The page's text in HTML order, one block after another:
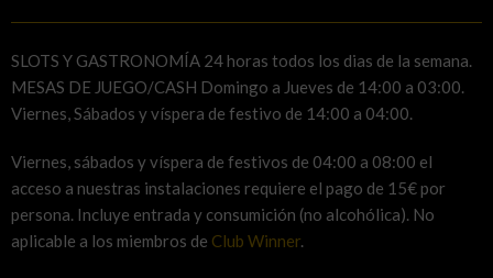
SLOTS Y GASTRONOMÍA 24 horas todos los dias de la semana.
MESAS DE JUEGO/CASH Domingo a Jueves de 14:00 a 03:00.
Viernes, Sábados y víspera de festivo de 14:00 a 04:00.
Viernes, sábados y víspera de festivos de 04:00 a 08:00 el
acceso a nuestras instalaciones requiere el pago de 15€ por
persona. Incluye entrada y consumición (no alcohólica). No
aplicable a los miembros de Club Winner.